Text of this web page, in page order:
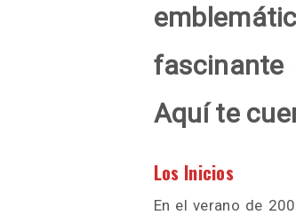
fascinante
Aquí te
Los Inicios
En el verano de